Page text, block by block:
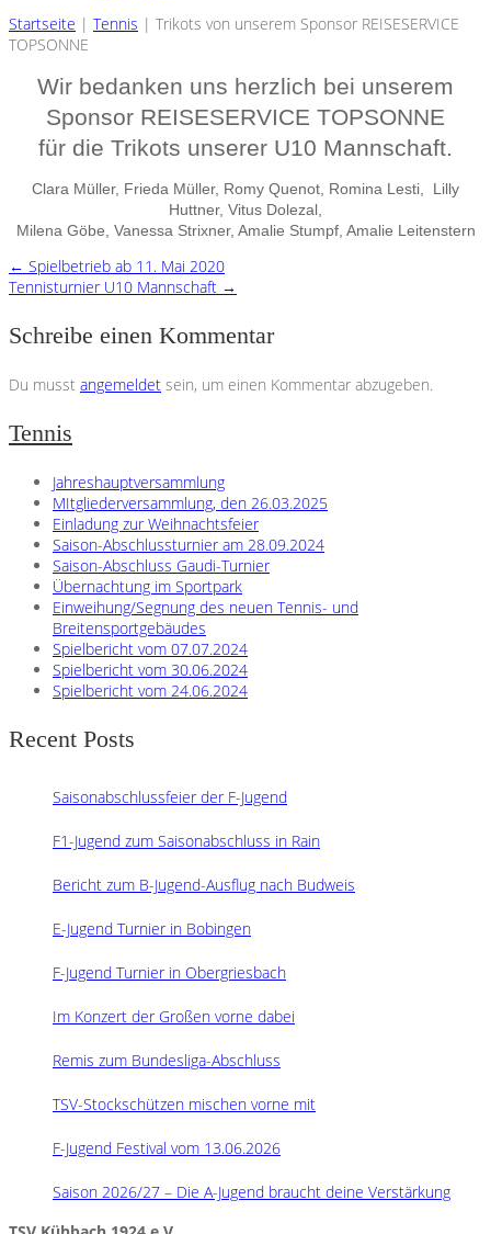
Startseite | Tennis | Trikots von unserem Sponsor REISESERVICE
TOPSONNE
Wir bedanken uns herzlich bei unserem
Sponsor REISESERVICE TOPSONNE
für die Trikots unserer U10 Mannschaft.
Clara Müller, Frieda Müller, Romy Quenot, Romina Lesti, Lilly
Huttner, Vitus Dolezal,
Milena Göbe, Vanessa Strixner, Amalie Stumpf, Amalie Leitenstern
← Spielbetrieb ab 11. Mai 2020
Tennisturnier U10 Mannschaft →
Schreibe einen Kommentar
Du musst angemeldet sein, um einen Kommentar abzugeben.
Tennis
Jahreshauptversammlung
MItgliederversammlung, den 26.03.2025
Einladung zur Weihnachtsfeier
Saison-Abschlussturnier am 28.09.2024
Saison-Abschluss Gaudi-Turnier
Übernachtung im Sportpark
Einweihung/Segnung des neuen Tennis- und
Breitensportgebäudes
Spielbericht vom 07.07.2024
Spielbericht vom 30.06.2024
Spielbericht vom 24.06.2024
Recent Posts
Saisonabschlussfeier der F-Jugend
F1-Jugend zum Saisonabschluss in Rain
Bericht zum B-Jugend-Ausflug nach Budweis
E-Jugend Turnier in Bobingen
F-Jugend Turnier in Obergriesbach
Im Konzert der Großen vorne dabei
Remis zum Bundesliga-Abschluss
TSV-Stockschützen mischen vorne mit
F-Jugend Festival vom 13.06.2026
Saison 2026/27 – Die A-Jugend braucht deine Verstärkung